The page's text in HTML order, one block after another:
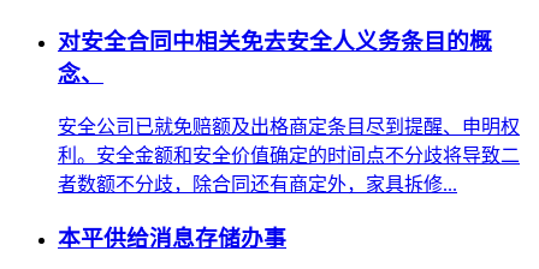
对安全合同中相关免去安全人义务条目的概
念、
安全公司已就免赔额及出格商定条目尽到提醒、申明权
利。安全金额和安全价值确定的时间点不分歧将导致二
者数额不分歧，除合同还有商定外，家具拆修...
本平供给消息存储办事